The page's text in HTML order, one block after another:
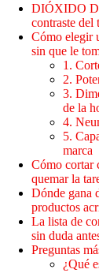
DIÓXIDO
contraste del
Cómo elegir
sin que le
1.
2.
3.
de la
4.
5.
marca
Cómo cortar
quemar la
Dónde gana
productos
La lista de
sin duda
Preguntas
¿Qué